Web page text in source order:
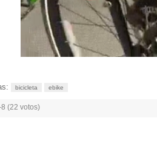
bicicleta ebike
8 (22 votos)